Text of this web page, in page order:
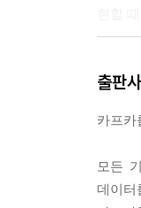
스트림
카프카
스트림
스트림
팔로어
세 내
맥OS
유닉스
출판
카프카
모든
데이